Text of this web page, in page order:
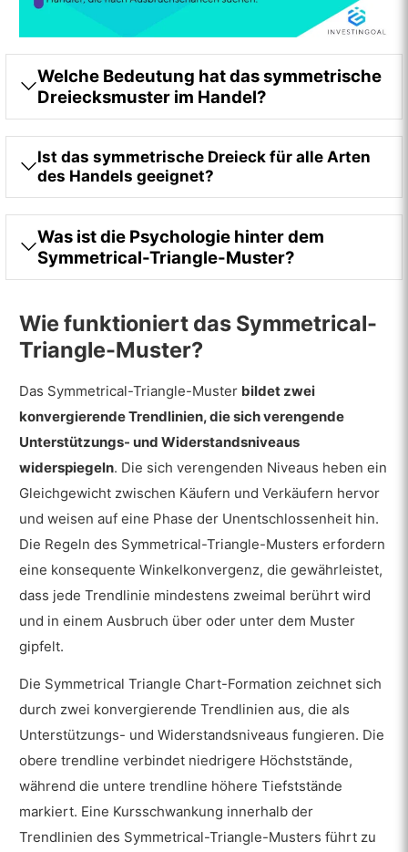
Ist ein symmetrisches Triangle gut?
Auf welchen Plattformen können Händler
Chartmuster verwenden?
Welche Bedeutung hat das symmetrische
Dreiecksmuster im Handel?
Ist das symmetrische Dreieck für alle Arten
des Handels geeignet?
Was ist die Psychologie hinter dem
Symmetrical-Triangle-Muster?
Wie funktioniert das Symmetrical-
Triangle-Muster?
Das Symmetrical-Triangle-Muster bildet zwei
konvergierende Trendlinien, die sich verengende
Unterstützungs- und Widerstandsniveaus
widerspiegeln. Die sich verengenden Niveaus heben ein
Gleichgewicht zwischen Käufern und Verkäufern hervor
und weisen auf eine Phase der Unentschlossenheit hin.
Die Regeln des Symmetrical-Triangle-Musters erfordern
eine konsequente Winkelkonvergenz, die gewährleistet,
dass jede Trendlinie mindestens zweimal berührt wird
und in einem Ausbruch über oder unter dem Muster
gipfelt.
Die Symmetrical Triangle Chart-Formation zeichnet sich
durch zwei konvergierende Trendlinien aus, die als
Unterstützungs- und Widerstandsniveaus fungieren. Die
obere trendline verbindet niedrigere Höchststände,
während die untere trendline höhere Tiefststände
markiert. Eine Kursschwankung innerhalb der
Trendlinien des Symmetrical-Triangle-Musters führt zu